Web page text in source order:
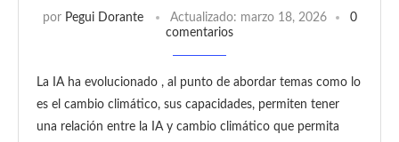
por Pegui Dorante Actualizado: marzo 18, 2026
0
comentarios
La IA ha evolucionado , al punto de abordar temas como lo
es el cambio climático, sus capacidades, permiten tener
una relación entre la IA y cambio climático que permita